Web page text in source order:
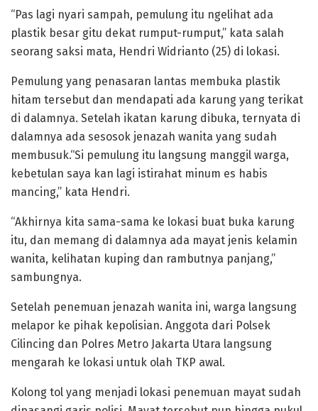
“Pas lagi nyari sampah, pemulung itu ngelihat ada
plastik besar gitu dekat rumput-rumput,” kata salah
seorang saksi mata, Hendri Widrianto (25) di lokasi.
Pemulung yang penasaran lantas membuka plastik
hitam tersebut dan mendapati ada karung yang terikat
di dalamnya. Setelah ikatan karung dibuka, ternyata di
dalamnya ada sesosok jenazah wanita yang sudah
membusuk.“Si pemulung itu langsung manggil warga,
kebetulan saya kan lagi istirahat minum es habis
mancing,” kata Hendri.
“Akhirnya kita sama-sama ke lokasi buat buka karung
itu, dan memang di dalamnya ada mayat jenis kelamin
wanita, kelihatan kuping dan rambutnya panjang,”
sambungnya.
Setelah penemuan jenazah wanita ini, warga langsung
melapor ke pihak kepolisian. Anggota dari Polsek
Cilincing dan Polres Metro Jakarta Utara langsung
mengarah ke lokasi untuk olah TKP awal.
Kolong tol yang menjadi lokasi penemuan mayat sudah